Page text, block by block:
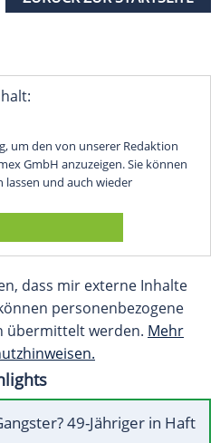
um den von unserer Redaktion
GmbH anzuzeigen. Sie können
lassen und auch wieder
dass mir externe Inhalte
personenbezogene
übermittelt werden. Mehr
49-Jähriger in Haft